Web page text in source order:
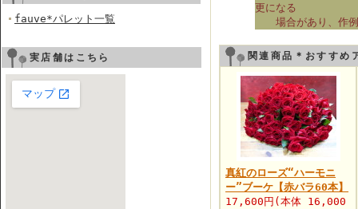
fauve*パレット一覧
実店舗はこちら
更になる
場合があり、作例
関連商品＊おすすめ
真紅のローズ“ハーモニ
ー”ブーケ【赤バラ60本】
17,600円(本体 16,000